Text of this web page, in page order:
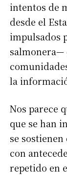
intentos de
desde el
impulsados
salmonera—
la
Nos parece
que se han
se
con
repetido en